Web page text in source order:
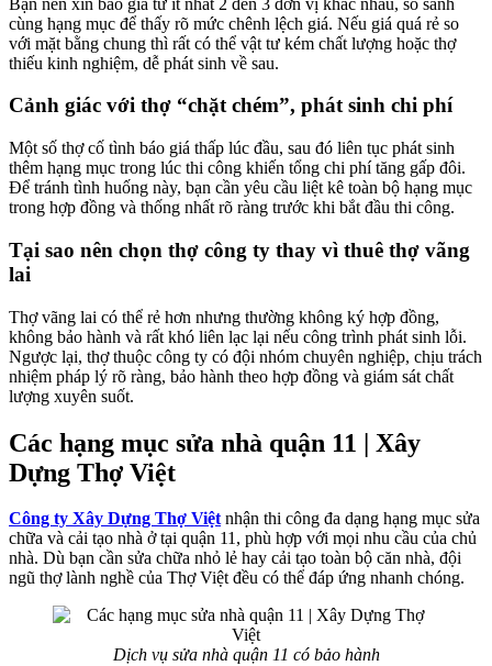
cùng hạng mục để thấy rõ mức chênh lệch giá. Nếu giá quá rẻ so
với mặt bằng chung thì rất có thể vật tư kém chất lượng hoặc thợ
thiếu kinh nghiệm, dễ phát sinh về sau.
Cảnh giác với thợ “chặt chém”, phát sinh chi phí
Một số thợ cố tình báo giá thấp lúc đầu, sau đó liên tục phát sinh
thêm hạng mục trong lúc thi công khiến tổng chi phí tăng gấp đôi.
Để tránh tình huống này, bạn cần yêu cầu liệt kê toàn bộ hạng mục
trong hợp đồng và thống nhất rõ ràng trước khi bắt đầu thi công.
Tại sao nên chọn thợ công ty thay vì thuê thợ vãng
lai
Thợ vãng lai có thể rẻ hơn nhưng thường không ký hợp đồng,
không bảo hành và rất khó liên lạc lại nếu công trình phát sinh lỗi.
Ngược lại, thợ thuộc công ty có đội nhóm chuyên nghiệp, chịu trách
nhiệm pháp lý rõ ràng, bảo hành theo hợp đồng và giám sát chất
lượng xuyên suốt.
Các hạng mục sửa nhà quận 11 | Xây
Dựng Thợ Việt
Công ty Xây Dựng Thợ Việt nhận thi công đa dạng hạng mục sửa
chữa và cải tạo nhà ở tại quận 11, phù hợp với mọi nhu cầu của chủ
nhà. Dù bạn cần sửa chữa nhỏ lẻ hay cải tạo toàn bộ căn nhà, đội
ngũ thợ lành nghề của Thợ Việt đều có thể đáp ứng nhanh chóng.
Dịch vụ sửa nhà quận 11 có bảo hành